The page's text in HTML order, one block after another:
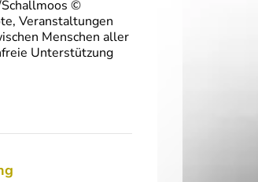
©
Veranstaltungen
Menschen aller
Unterstützung